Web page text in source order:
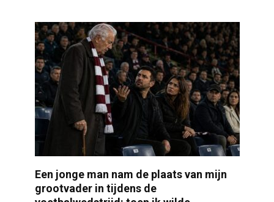
Een jonge man nam de plaats van mijn
grootvader in tijdens de